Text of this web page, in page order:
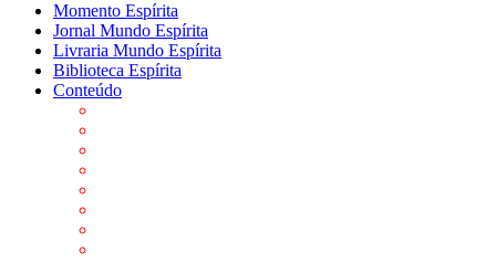
Momento Espírita
Jornal Mundo Espírita
Livraria Mundo Espírita
Biblioteca Espírita
Conteúdo